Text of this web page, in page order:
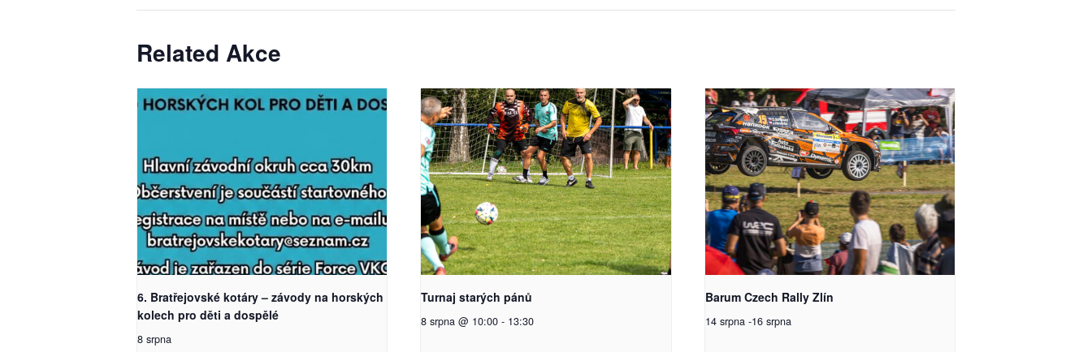
Related Akce
6. Bratřejovské kotáry – závody na horských
kolech pro děti a dospělé
8 srpna
Turnaj starých pánů
8 srpna @ 10:00 - 13:30
Barum Czech Rally Zlín
14 srpna -16 srpna